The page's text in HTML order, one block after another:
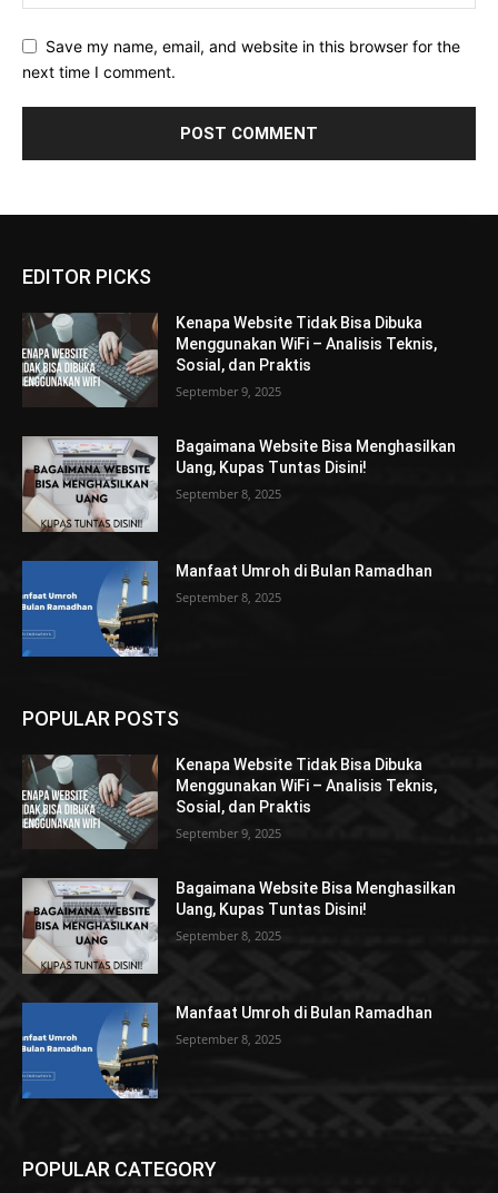
Save my name, email, and website in this browser for the
next time I comment.
EDITOR PICKS
Kenapa Website Tidak Bisa Dibuka
Menggunakan WiFi – Analisis Teknis,
Sosial, dan Praktis
September 9, 2025
Bagaimana Website Bisa Menghasilkan
Uang, Kupas Tuntas Disini!
September 8, 2025
Manfaat Umroh di Bulan Ramadhan
September 8, 2025
POPULAR POSTS
Kenapa Website Tidak Bisa Dibuka
Menggunakan WiFi – Analisis Teknis,
Sosial, dan Praktis
September 9, 2025
Bagaimana Website Bisa Menghasilkan
Uang, Kupas Tuntas Disini!
September 8, 2025
Manfaat Umroh di Bulan Ramadhan
September 8, 2025
POPULAR CATEGORY